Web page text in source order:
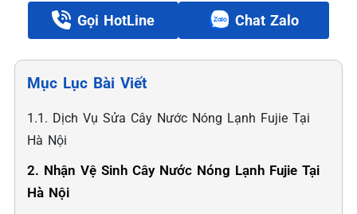
Gọi HotLine Chat Zalo
Mục Lục Bài Viết
1.1. Dịch Vụ Sửa Cây Nước Nóng Lạnh Fujie Tại
Hà Nội
2. Nhận Vệ Sinh Cây Nước Nóng Lạnh Fujie Tại
Hà Nội